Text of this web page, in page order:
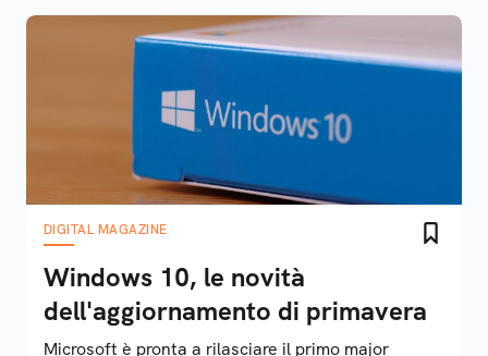
DIGITAL MAGAZINE
Windows 10, le novità
dell'aggiornamento di primavera
Microsoft è pronta a rilasciare il primo major